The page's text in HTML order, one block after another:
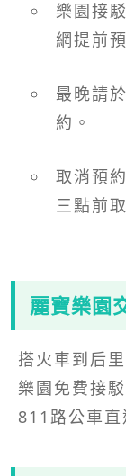
樂園接
網提前
最晚請
約。
取消預
三點前
麗寶樂園
搭火車到后
樂園免費接
811路公車直